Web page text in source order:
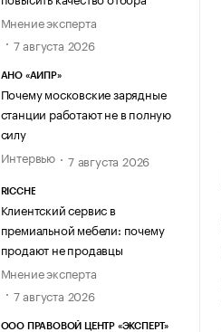
Мнение эксперта
7 августа 2026
АНО «АИПР»
Почему московские зарядные
станции работают не в полную
силу
Интервью
7 августа 2026
RICCHE
Клиентский сервис в
премиальной мебели: почему
продают не продавцы
Мнение эксперта
7 августа 2026
ООО ПРАВОВОЙ ЦЕНТР «ЭКСПЕРТ»